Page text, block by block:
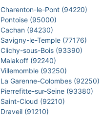
Charenton-le-Pont (94220)
Pontoise (95000)
Cachan (94230)
Savigny-le-Temple (77176)
Clichy-sous-Bois (93390)
Malakoff (92240)
Villemomble (93250)
La Garenne-Colombes (92250)
Pierrefitte-sur-Seine (93380)
Saint-Cloud (92210)
Draveil (91210)